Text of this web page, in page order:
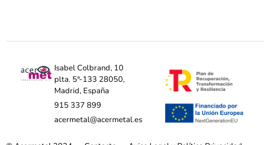
Isabel Colbrand, 10
plta. 5ª-133 28050,
Madrid, España
915 337 899
acermetal@acermetal.es